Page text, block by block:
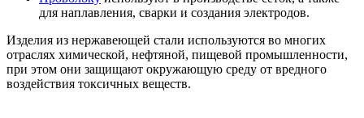
для наплавления, сварки и создания электродов.
Изделия из нержавеющей стали используются во многих
отраслях химической, нефтяной, пищевой промышленности,
при этом они защищают окружающую среду от вредного
воздействия токсичных веществ.